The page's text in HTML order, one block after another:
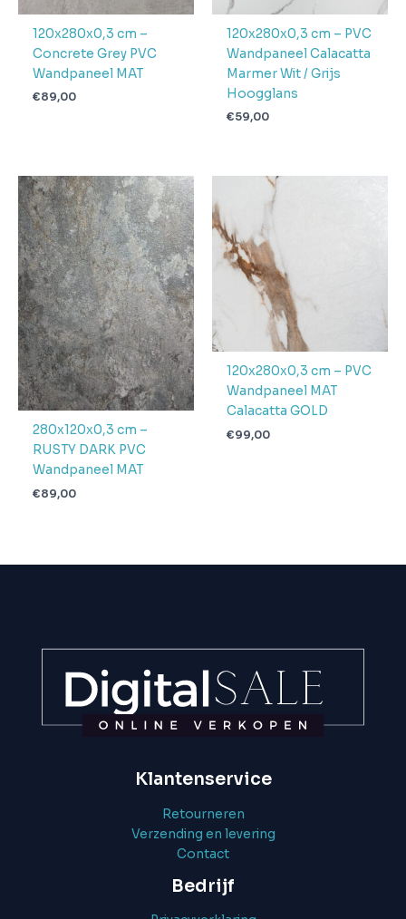
120x280x0,3 cm –
Concrete Grey PVC
Wandpaneel MAT
€89,00
120x280x0,3 cm – PVC
Wandpaneel Calacatta
Marmer Wit / Grijs
Hoogglans
€59,00
280x120x0,3 cm –
RUSTY DARK PVC
Wandpaneel MAT
€89,00
120x280x0,3 cm – PVC
Wandpaneel MAT
Calacatta GOLD
€99,00
Klantenservice
Retourneren
Verzending en levering
Contact
Bedrijf